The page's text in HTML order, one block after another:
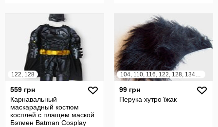
122, 128
559 грн
Карнавальный
маскарадный костюм
косплей с плащем маской
Бэтмен Batman Cosplay
104, 110, 116, 122, 128, 134, 140, 146, 152
99 грн
Перука хутро їжак